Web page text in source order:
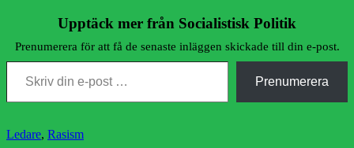
Upptäck mer från Socialistisk Politik
Prenumerera för att få de senaste inläggen skickade till din e-post.
Skriv din e-post …
Prenumerera
Kategorier
Ledare, Rasism